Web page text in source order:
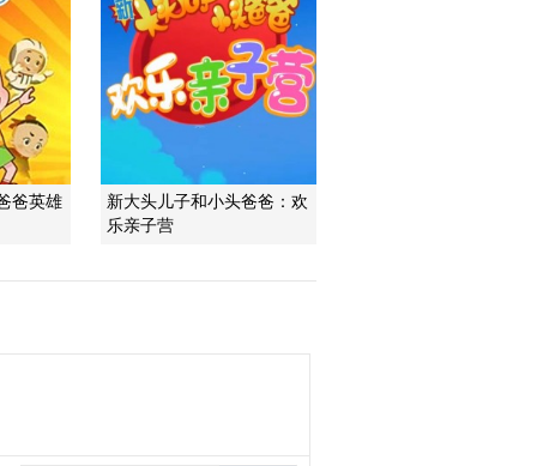
爸英雄
新大头儿子和小头爸爸：欢
乐亲子营